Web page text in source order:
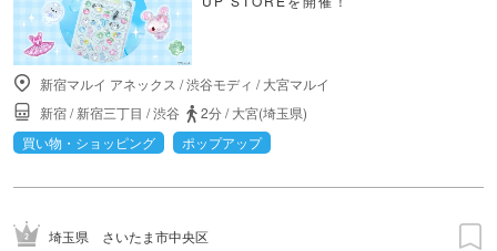
新宿マルイ アネックス /渋谷モディ /大宮マルイ
新宿/新宿三丁目 /渋谷 2分/大宮(埼玉県)
買い物・ショッピング
ポップアップ
埼玉県 さいたま市中央区